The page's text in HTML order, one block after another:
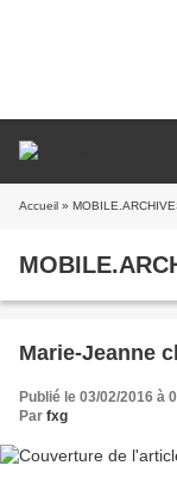
Accueil »
Marie-Jeanne
Publié le 03/02/2016 à
Par fxg